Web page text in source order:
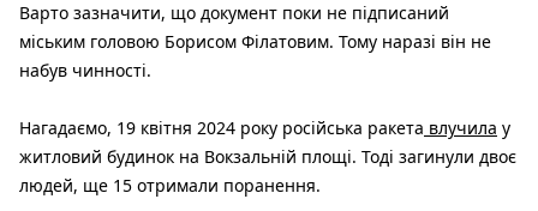
Варто зазначити, що документ поки не підписаний
міським головою Борисом Філатовим. Тому наразі він не
набув чинності.
Нагадаємо, 19 квітня 2024 року російська ракета влучила у
житловий будинок на Вокзальній площі. Тоді загинули двоє
людей, ще 15 отримали поранення.